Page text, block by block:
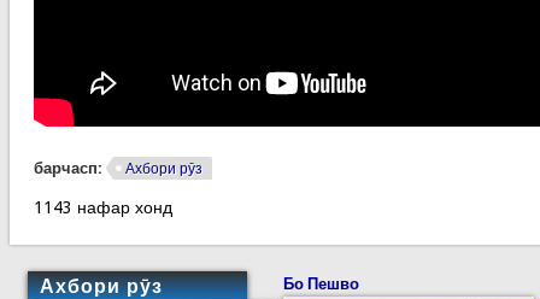
барчасп: Ахбори рӯз
1143 нафар хонд
Ахбори рӯз Бо Пешво